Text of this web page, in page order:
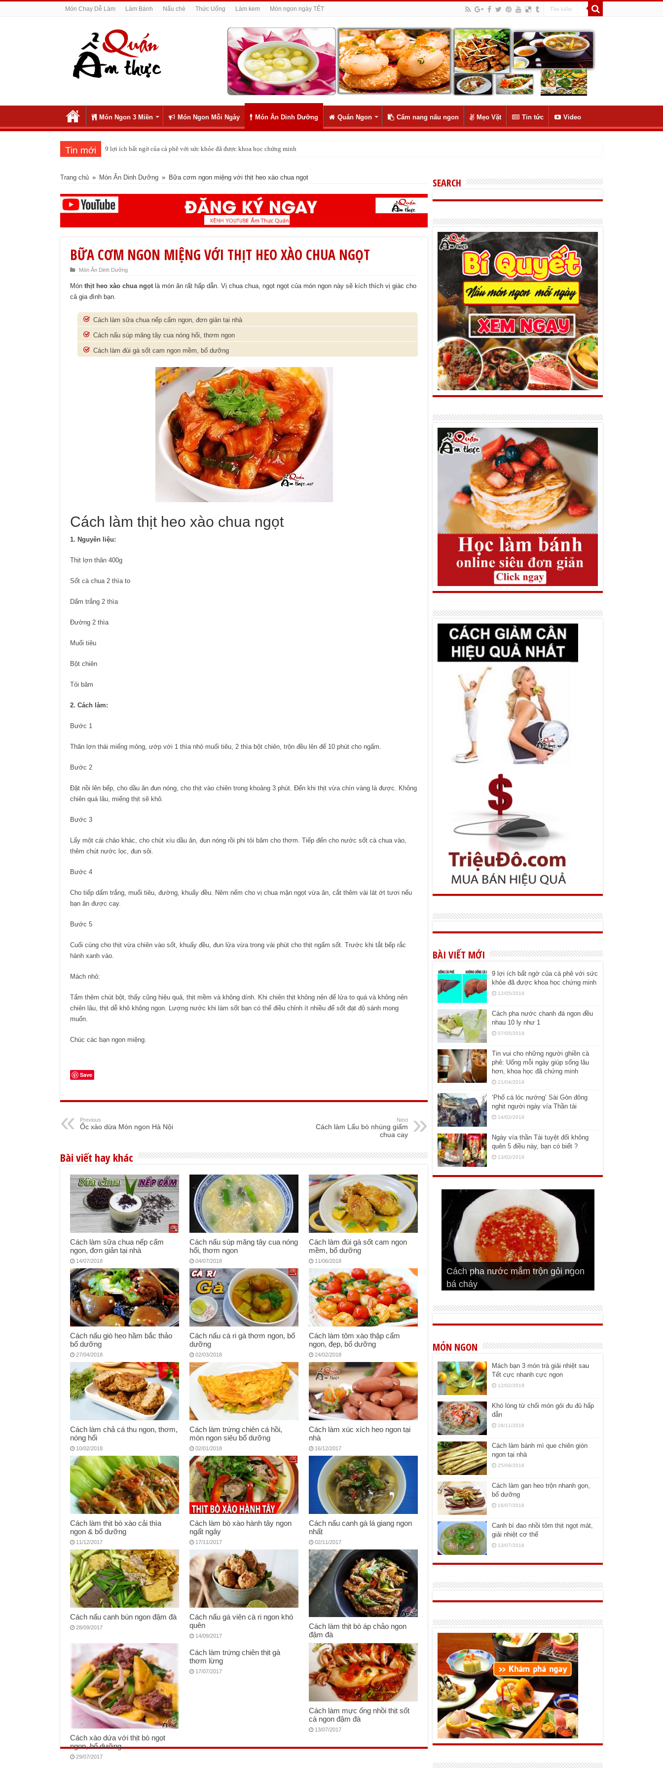
Món Chay Dễ Làm Làm Bánh Nấu chè Thức Uống Làm kem Món ngon ngày TẾT
Món Ngon 3 Miền Món Ngon Mỗi Ngày Món Ăn Dinh Dưỡng Quán Ngon Cẩm nang nấu ngon Mẹo Vặt Tin tức Video
Tin mới 9 lợi ích bất ngờ của cà phê với sức khỏe đã được khoa học chứng minh
Cách pha nước chanh đá ngon đều nhau 10 ly như 1
Trang chủ » Món Ăn Dinh Dưỡng » Bữa cơm ngon miệng với thịt heo xào chua ngọt
BỮA CƠM NGON MIỆNG VỚI THỊT HEO XÀO CHUA NGỌT
Món Ăn Dinh Dưỡng
Món thịt heo xào chua ngọtlà món ăn rất hấp dẫn. Vị chua chua, ngọt ngọt của món ngon này sẽ kích thích vị giác cho
cả gia đình bạn.
Cách làm sữa chua nếp cẩm ngon, đơn giản tại nhà
Cách nấu súp măng tây cua nóng hổi, thơm ngon
Cách làm đùi gà sốt cam ngon mềm, bổ dưỡng
Cách làm thịt heo xào chua ngọt
1. Nguyên liệu:
Thịt lợn thăn 400g
Sốt cà chua 2 thìa to
Dấm trắng 2 thìa
Đường 2 thìa
Muối tiêu
Bột chiên
Tỏi băm
2. Cách làm:
Bước 1
Thăn lợn thái miếng mỏng, ướp với 1 thìa nhỏ muối tiêu, 2 thìa bột chiên, trộn đều lên để 10 phút cho ngấm.
Bước 2
Đặt nồi lên bếp, cho dầu ăn đun nóng, cho thịt vào chiên trong khoảng 3 phút. Đến khi thịt vừa chín vàng là được. Không
chiên quá lâu, miếng thịt sẽ khô.
Bước 3
Lấy một cái chảo khác, cho chút xíu dầu ăn, đun nóng rồi phi tỏi băm cho thơm. Tiếp đến cho nước sốt cà chua vào,
thêm chút nước lọc, đun sôi.
Bước 4
Cho tiếp dấm trắng, muối tiêu, đường, khuấy đều. Nêm nếm cho vị chua mặn ngọt vừa ăn, cắt thêm vài lát ớt tươi nếu
bạn ăn được cay.
Bước 5
Cuối cùng cho thịt vừa chiên vào sốt, khuấy đều, đun lửa vừa trong vài phút cho thịt ngấm sốt. Trước khi tắt bếp rắc
hành xanh vào.
Mách nhỏ:
Tẩm thêm chút bột, thấy cũng hiệu quả, thịt mềm và không dính. Khi chiên thịt không nên để lửa to quá và không nên
chiên lâu, thịt dễ khô không ngon. Lượng nước khi làm sốt bạn có thể điều chỉnh ít nhiều để sốt đạt độ sánh mong
muốn.
Chúc các bạn ngon miệng.
Save
Previous
Ốc xào dừa Món ngon Hà Nội
Next
Cách làm Lẩu bò nhúng giấm
chua cay
Bài viết hay khác
Cách làm sữa chua nếp cẩm
ngon, đơn giản tại nhà
14/07/2018
Cách nấu súp măng tây cua nóng
hổi, thơm ngon
04/07/2018
Cách làm đùi gà sốt cam ngon
mềm, bổ dưỡng
11/06/2018
Cách nấu giò heo hầm bắc thảo
bổ dưỡng
27/04/2018
Cách nấu cà ri gà thơm ngon, bổ
dưỡng
02/03/2018
Cách làm tôm xào thập cẩm
ngon, đẹp, bổ dưỡng
24/02/2018
Cách làm chả cá thu ngon, thơm,
nóng hổi
10/02/2018
Cách làm trứng chiên cá hồi,
món ngon siêu bổ dưỡng
02/01/2018
Cách làm xúc xích heo ngon tại
nhà
16/12/2017
Cách làm thịt bò xào cải thìa
ngon & bổ dưỡng
11/12/2017
Cách làm bò xào hành tây ngon
ngất ngây
17/11/2017
Cách nấu canh gà lá giang ngon
nhất
02/11/2017
Cách nấu canh bún ngon đậm đà
28/09/2017
Cách nấu gà viên cà ri ngon khó
quên
14/09/2017
Cách làm thịt bò áp chảo ngon
đậm đà
31/07/2017
Cách xào dứa với thịt bò ngọt
ngon, bổ dưỡng
29/07/2017
Cách làm trứng chiên thịt gà
thơm lừng
17/07/2017
Cách làm mực ống nhồi thịt sốt
cà ngon đậm đà
13/07/2017
SEARCH
BÀI VIẾT MỚI
9 lợi ích bất ngờ của cà phê với sức
khỏe đã được khoa học chứng minh
12/05/2019
Cách pha nước chanh đá ngon đều
nhau 10 ly như 1
07/05/2019
Tin vui cho những người ghiền cà
phê: Uống mỗi ngày giúp sống lâu
hơn, khoa học đã chứng minh
21/04/2019
‘Phố cá lóc nướng’ Sài Gòn đông
nghịt người ngày vía Thần tài
14/02/2019
Ngày vía thần Tài tuyệt đối không
quên 5 điều này, bạn có biết ?
13/02/2019
Cách pha nước mắm trộn gỏi ngon
bá cháy
Bí quyết để chiên đậu hũ giòn ngon
Cách ướp sườn non nướng ngon
đúng vị
Cách ướp thịt heo chiên ngon mềm
Bật mí cách ướp sườn cơm tấm
ngon
MÓN NGON
Mách bạn 3 món trà giải nhiệt sau
Tết cực nhanh cực ngon
12/02/2019
Khó lòng từ chối món gỏi đu đủ hấp
dẫn
28/11/2018
Cách làm bánh mì que chiên giòn
ngon tại nhà
25/09/2018
Cách làm gan heo trộn nhanh gọn,
bổ dưỡng
16/07/2018
Canh bí đao nhồi tôm thịt ngọt mát,
giải nhiệt cơ thể
13/07/2018